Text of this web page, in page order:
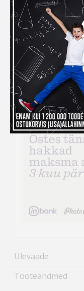
Kui ihaldatud
siis
Inbank
kohe kätte,
detsembris!
Järelmaksu
“Maksa
väljad.
Ülevaade
Tooteandmed